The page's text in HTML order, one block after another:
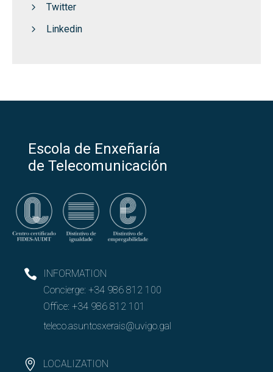
Twitter
Linkedin
Escola de Enxeñaría
de Telecomunicación
INFORMATION
Concierge: +34 986 812 100
Office: +34 986 812 101
teleco.asuntosxerais@uvigo.gal
LOCALIZATION